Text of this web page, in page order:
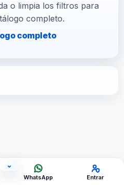
o limpia los filtros para
completo.
completo
⌄OCULTAR ACCESOS
WhatsApp Entrar